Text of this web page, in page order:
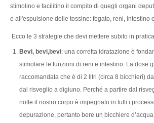
stimolino e facilitino il compito di quegli organi
e all'espulsione delle tossine: fegato, reni, intestino
Ecco le 3 strategie che devi mettere subito in
Bevi, bevi,bevi: una corretta idratazione è
stimolare le funzioni di reni e intestino. La dose
raccomandata che è di 2 litri (circa 8 bicchieri)
dal risveglio a digiuno. Perché a partire dal
notte il nostro corpo è impegnato in tutti i
depurazione, pertanto bere un bicchiere